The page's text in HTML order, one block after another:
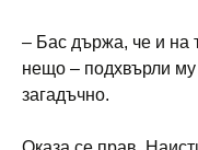
– Бас държа, че и на
нещо – подхвърли му
загадъчно.